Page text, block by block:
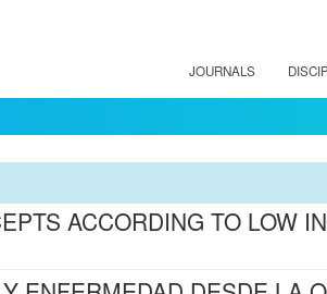
JOURNALS
ACCORDING TO LOW